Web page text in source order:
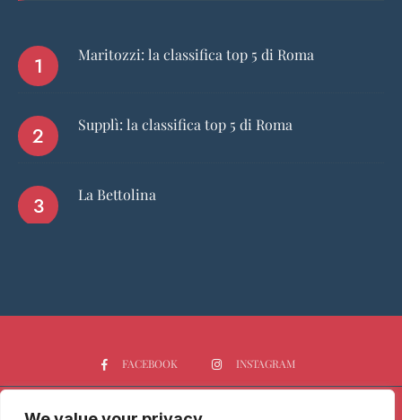
Maritozzi: la classifica top 5 di Roma
Supplì: la classifica top 5 di Roma
La Bettolina
FACEBOOK INSTAGRAM